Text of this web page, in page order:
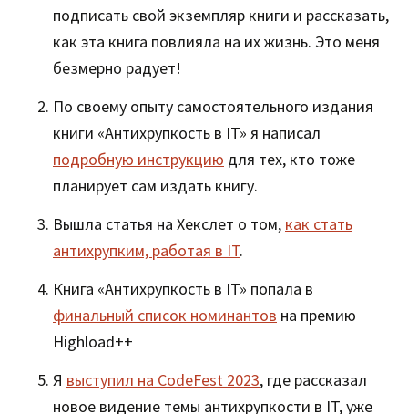
подписать свой экземпляр книги и рассказать,
как эта книга повлияла на их жизнь. Это меня
безмерно радует!
По своему опыту самостоятельного издания
книги «Антихрупкость в IT» я написал
подробную инструкцию для тех, кто тоже
планирует сам издать книгу.
Вышла статья на Хекслет о том, как стать
антихрупким, работая в IT.
Книга «Антихрупкость в IT» попала в
финальный список номинантов на премию
Highload++
Я выступил на CodeFest 2023, где рассказал
новое видение темы антихрупкости в IT, уже